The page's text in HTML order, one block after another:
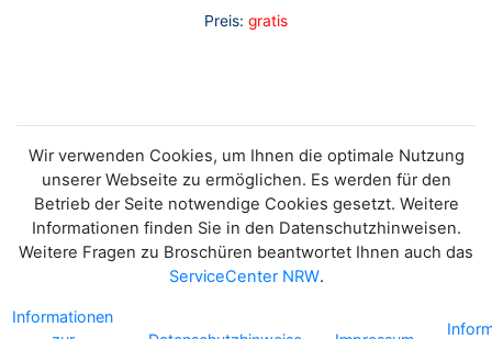
Preis: gratis
Wir verwenden Cookies, um Ihnen die optimale Nutzung
unserer Webseite zu ermöglichen. Es werden für den
Betrieb der Seite notwendige Cookies gesetzt. Weitere
Informationen finden Sie in den Datenschutzhinweisen.
Weitere Fragen zu Broschüren beantwortet Ihnen auch das
ServiceCenter NRW.
Informationen